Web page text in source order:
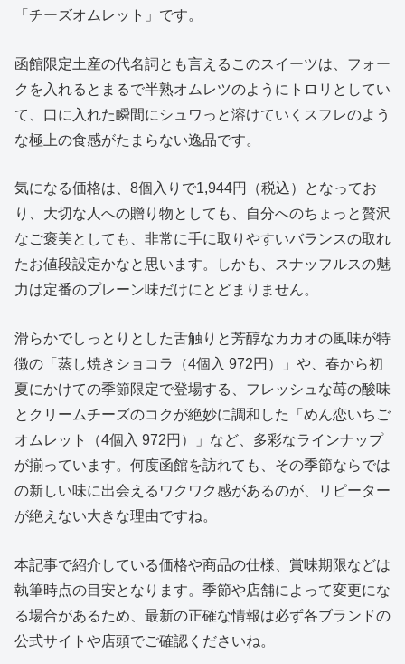
「チーズオムレット」です。
函館限定土産の代名詞とも言えるこのスイーツは、フォー
クを入れるとまるで半熟オムレツのようにトロリとしてい
て、口に入れた瞬間にシュワっと溶けていくスフレのよう
な極上の食感がたまらない逸品です。
気になる価格は、8個入りで1,944円（税込）となってお
り、大切な人への贈り物としても、自分へのちょっと贅沢
なご褒美としても、非常に手に取りやすいバランスの取れ
たお値段設定かなと思います。しかも、スナッフルスの魅
力は定番のプレーン味だけにとどまりません。
滑らかでしっとりとした舌触りと芳醇なカカオの風味が特
徴の「蒸し焼きショコラ（4個入 972円）」や、春から初
夏にかけての季節限定で登場する、フレッシュな苺の酸味
とクリームチーズのコクが絶妙に調和した「めん恋いちご
オムレット（4個入 972円）」など、多彩なラインナップ
が揃っています。何度函館を訪れても、その季節ならでは
の新しい味に出会えるワクワク感があるのが、リピーター
が絶えない大きな理由ですね。
本記事で紹介している価格や商品の仕様、賞味期限などは
執筆時点の目安となります。季節や店舗によって変更にな
る場合があるため、最新の正確な情報は必ず各ブランドの
公式サイトや店頭でご確認くださいね。